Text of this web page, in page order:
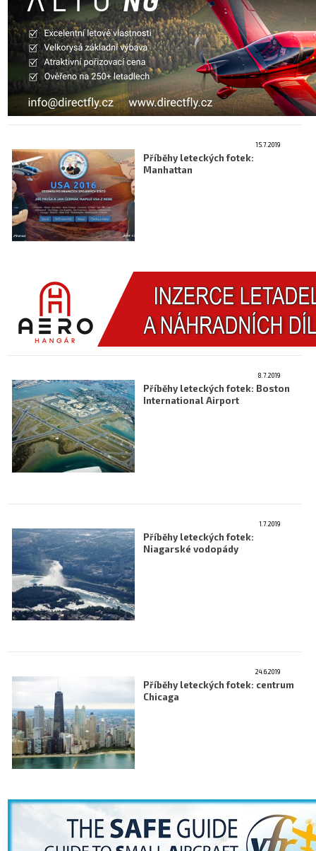
15.7.2019
Příběhy leteckých fotek:
Manhattan
8.7.2019
Příběhy leteckých fotek: Boston
International Airport
1.7.2019
Příběhy leteckých fotek:
Niagarské vodopády
24.6.2019
Příběhy leteckých fotek: centrum
Chicaga